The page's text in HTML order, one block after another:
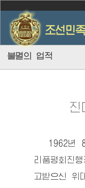
불멸의 업적
진
1962년 8
리품평회진
고받으신 위